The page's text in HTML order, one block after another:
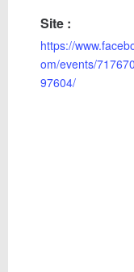
Site :
https://
om/events/
97604/